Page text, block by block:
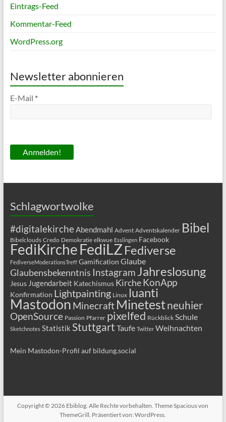
Eintrags-Feed
Kommentar-Feed
WordPress.org
Newsletter abonnieren
E-Mail *
Schlagwortwolke
#digitalekircheAbendmahl Advent Adventskalender Bibel
Bibelclouds Credo Demokratie elkwue Esslingen Facebook
FediKircheFediLZ Fediverse
FediverseModerationsTreff Gamification Glaube
Glaubensbekenntnis Instagram Jahreslosung
Jesus Jugendarbeit Katechismus KircheKonApp
Konfirmation Lightpainting Linux luanti
Mastodon Minecraft Minetestneuhier
OpenSource Passion Pfarrer pixelfed Rückblick Schule
Sketchnotes Statistik Stuttgart Taufe Twitter Weihnachten
Mein Mastodon-Profil auf bildung.social
Copyright © 2026 Ebiblog . Alle Rechte vorbehalten. ThemeSpaciousvon
ThemeGrill. Präsentiert von:WordPress